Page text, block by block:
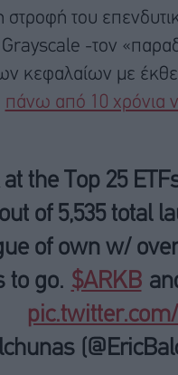
του
-τον
κεφαλαίων με
πάνω από 10 χρόνια
at the Top 25
of 5,535 total
of own w/
to go. $ARKB